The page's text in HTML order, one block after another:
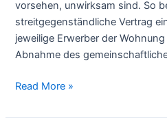
vorsehen, unwirksam sind. So
streitgegenständliche Vertrag
jeweilige Erwerber der
Abnahme des
Read More »